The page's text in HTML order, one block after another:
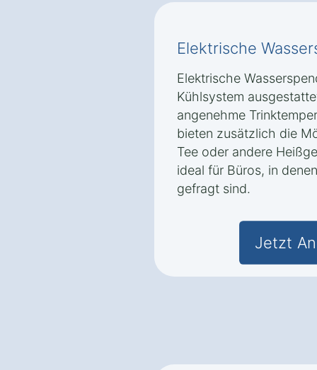
Elektrische
Elektrische
Kühlsystem
angenehme
bieten zusätzlich die
Tee oder andere
ideal für Büros, in
gefragt sind.
Jetzt